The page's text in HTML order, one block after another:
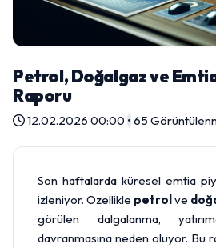
Petrol, Doğalgaz ve
Raporu
12.02.2026 00:00 •65
Son haftalarda küresel emtia
izleniyor. Özellikle petrolve
görülen dalgalanma,
davranmasına neden oluyor. Bu